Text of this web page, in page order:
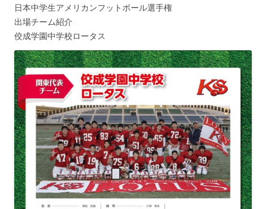
日本中学生アメリカンフットボール選手権
出場チーム紹介
佼成学園中学校ロータス